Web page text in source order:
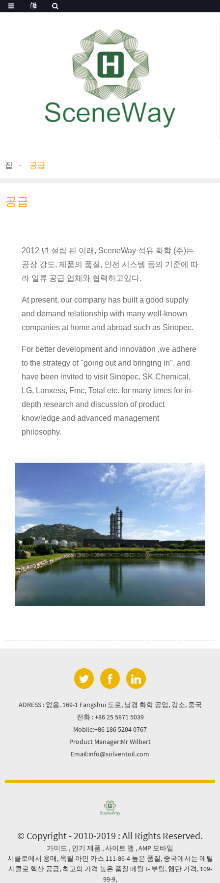
집 공급
공급
2012 년 설립 된 이래, SceneWay 석유 화학 (주)는
공장 강도, 제품의 품질, 안전 시스템 등의 기준에 따
라 일류 공급 업체와 협력하고있다.
At present, our company has built a good supply
and demand relationship with many well-known
companies at home and abroad such as Sinopec.
For better development and innovation ,we adhere
to the strategy of "going out and bringing in", and
have been invited to visit Sinopec, SK Chemical,
LG, Lanxess, Fmc, Total etc. for many times for in-
depth research and discussion of product
knowledge and advanced management
philosophy.
ADRESS : 없음. 169-1 Fangshui 도로, 남경 화학 공업, 강소, 중국
전화 : +86 25 5871 5039
Mobile:+86 186 5204 0767
Product Manager:Mr Wilbert
Email:info@solventoil.com
© Copyright - 2010-2019 : All Rights Reserved.
가이드 , 인기 제품 ,사이트 맵 ,AMP 모바일
시클로에서 용매, 옥틸 아민 카스 111-86-4 높은 품질, 중국에서는 에틸
시클로 헥산 공급, 최고의 가격 높은 품질 메틸 t- 부틸, 헵탄 가격, 109-
99-9,